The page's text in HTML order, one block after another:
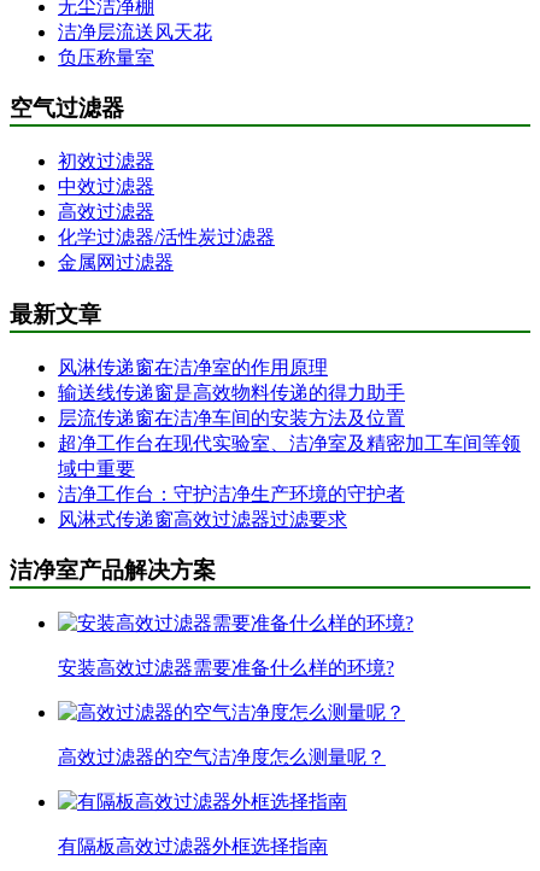
无尘洁净棚
洁净层流送风天花
负压称量室
空气过滤器
初效过滤器
中效过滤器
高效过滤器
化学过滤器/活性炭过滤器
金属网过滤器
最新文章
风淋传递窗在洁净室的作用原理
输送线传递窗是高效物料传递的得力助手
层流传递窗在洁净车间的安装方法及位置
超净工作台在现代实验室、洁净室及精密加工车间等领
域中重要
洁净工作台：守护洁净生产环境的守护者
风淋式传递窗高效过滤器过滤要求
洁净室产品解决方案
安装高效过滤器需要准备什么样的环境?
高效过滤器的空气洁净度怎么测量呢？
有隔板高效过滤器外框选择指南